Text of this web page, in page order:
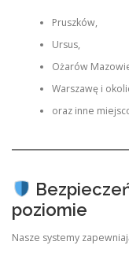
Pruszków,
Ursus,
Ożarów
Warszawę i
oraz inne
poziomie
Nasze systemy